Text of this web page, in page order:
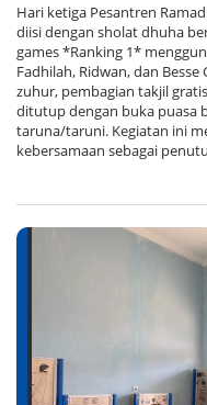
Hari ketiga Pesantren
diisi dengan sholat dhuha
games *Ranking 1*
Fadhilah, Ridwan, dan
zuhur, pembagian takjil
ditutup dengan buka puasa
taruna/taruni. Kegiatan ini
kebersamaan sebagai